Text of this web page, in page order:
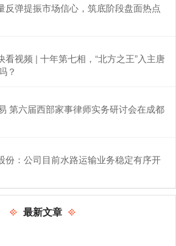
反弹提振市场信心，筑底阶段盘面热点
看视频 | 十年第七相，“北方之王”入主唐
？
第六届西部家事律师实务研讨会在成都
份：公司目前水路运输业务稳定有序开
最新文章